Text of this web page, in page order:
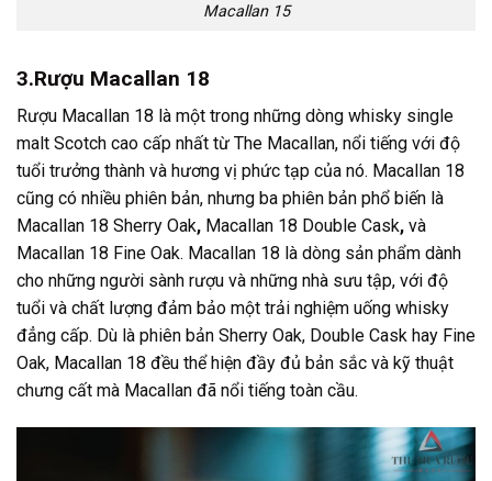
Macallan 15
3.Rượu Macallan 18
Rượu Macallan 18 là một trong những dòng whisky single
malt Scotch cao cấp nhất từ The Macallan, nổi tiếng với độ
tuổi trưởng thành và hương vị phức tạp của nó. Macallan 18
cũng có nhiều phiên bản, nhưng ba phiên bản phổ biến là
Macallan 18 Sherry Oak, Macallan 18 Double Cask, và
Macallan 18 Fine Oak. Macallan 18 là dòng sản phẩm dành
cho những người sành rượu và những nhà sưu tập, với độ
tuổi và chất lượng đảm bảo một trải nghiệm uống whisky
đẳng cấp. Dù là phiên bản Sherry Oak, Double Cask hay Fine
Oak, Macallan 18 đều thể hiện đầy đủ bản sắc và kỹ thuật
chưng cất mà Macallan đã nổi tiếng toàn cầu.